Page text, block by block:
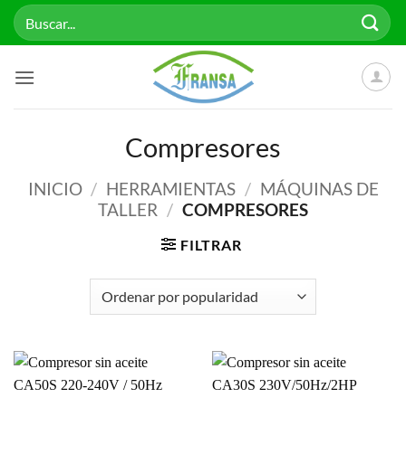
Saltar
Buscar
por:
Compresores
INICIO / HERRAMIENTAS / MÁQUINAS DE
TALLER / COMPRESORES
FILTRAR